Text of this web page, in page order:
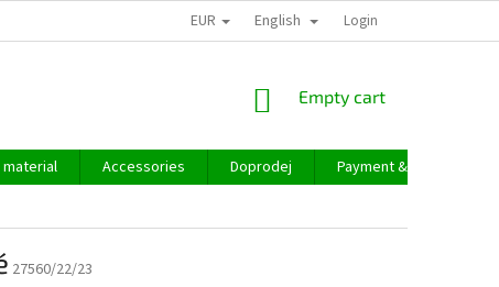
EUR English Login
SHOPPING
Empty cart
material Accessories Doprodej
Payment & delivery
27560/22/23